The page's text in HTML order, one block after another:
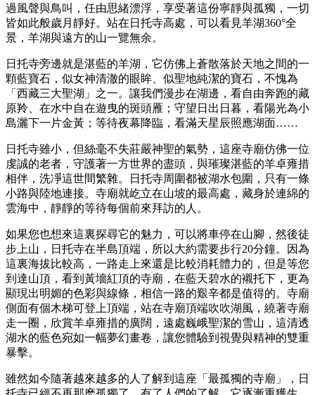
過風聲與鳥叫，任由思緒漂浮，享受著這份寧靜與孤獨，一切
皆如此般歲月靜好。站在日托寺高處，可以看見羊湖360°全
景，羊湖與遠方的山一覽無余。
日托寺旁邊就是湛藍的羊湖，它仿佛上蒼散落於天地之間的一
顆藍寶石，似女神清澈的眼眸、似聖地純潔的寶石，不愧為
「西藏三大聖湖」之一。讓我們漫步在湖邊，看自由奔跑的藏
原羚、在水中自在遊曳的斑頭雁；守望日出日暮，看陽光為小
島灑下一片金黃；等待夜幕降臨，看滿天星辰照應湖面……
日托寺雖小，但絲毫不失莊嚴神聖的氣勢，這座寺廟仿佛一位
虔誠的老者，守護著一方世界的盡頭，與璀璨湛藍的羊卓雍措
相伴，洗凈這世間繁雜。日托寺周圍都被湖水包圍，只有一條
小路與陸地連接。寺廟就屹立在山坡的最高處，藏身於連綿的
雲海中，靜靜的等待每個前來拜訪的人。
如果您也想來這裏探尋它的魅力，可以將車停在山腳，然後徒
步上山，日托寺在半島頂端，所以大約需要步行20分鐘。因為
這裏海拔比較高，一路走上來還是比較消耗體力的，但是等您
到達山頂，看到黃墻紅頂的寺廟，在藍天碧水的襯托下，更為
顯現出明媚的色彩與線條，相信一路的艱辛都是值得的。寺廟
側面有個木梯可登上頂端，站在寺廟頂端吹吹湖風，繞著寺廟
走一圈，欣賞羊卓雍措的廣闊，遠處巍峨聖潔的雪山，這清透
湖水的藍色宛如一幅夢幻畫卷，讓您體驗到視覺與精神的雙重
暴擊。
雖然如今隨著越來越多的人了解到這座「最孤獨的寺廟」，日